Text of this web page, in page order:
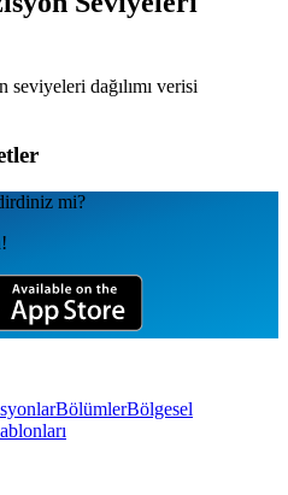
seviyeleri dağılımı verisi
mi?
BölümlerBölgesel